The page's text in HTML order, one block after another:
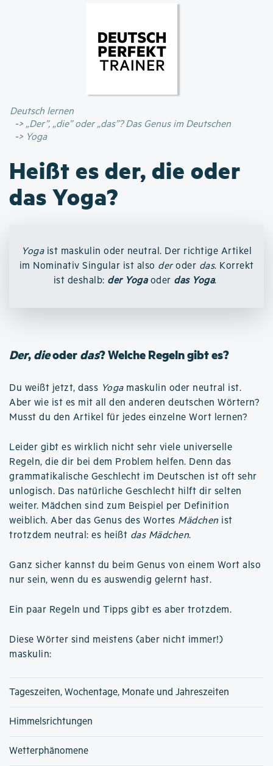
Inhalt
Deutsch lernen
„Der”, „die” oder „das”? Das Genus im Deutschen
Yoga
Heißt es der, die oder
das Yoga?
Yogaist maskulin oder neutral. Der richtige Artikel
im Nominativ Singular ist also deroder das. Korrekt
ist deshalb: der Yoga oder das Yoga.
Der,dieoderdas? Welche Regeln gibt es?
Du weißt jetzt, dass Yogamaskulin oder neutral ist.
Aber wie ist es mit all den anderen deutschen Wörtern?
Musst du den Artikel für jedes einzelne Wort lernen?
Leider gibt es wirklich nicht sehr viele universelle
Regeln, die dir bei dem Problem helfen. Denn das
grammatikalische Geschlecht im Deutschen ist oft sehr
unlogisch. Das natürliche Geschlecht hilft dir selten
weiter. Mädchen sind zum Beispiel per Definition
weiblich. Aber das Genus des Wortes Mädchen ist
trotzdem neutral: es heißt das Mädchen.
Ganz sicher kannst du beim Genus von einem Wort also
nur sein, wenn du es auswendig gelernt hast.
Ein paar Regeln und Tipps gibt es aber trotzdem.
Diese Wörter sind meistens (aber nicht immer!)
maskulin:
Tageszeiten, Wochentage, Monate und Jahreszeiten
Himmelsrichtungen
Wetterphänomene